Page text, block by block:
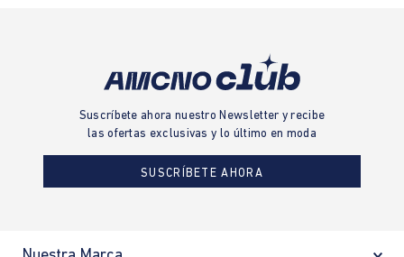
Suscríbete ahora nuestro Newsletter y recibe
las ofertas exclusivas y lo último en moda
SUSCRÍBETE AHORA